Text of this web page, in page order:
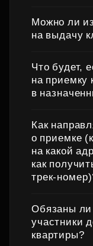
Можно ли
на выдачу
Что будет,
на приемку
в
Как
о приемке
на какой
как
Обязаны ли
участники
квартиры?